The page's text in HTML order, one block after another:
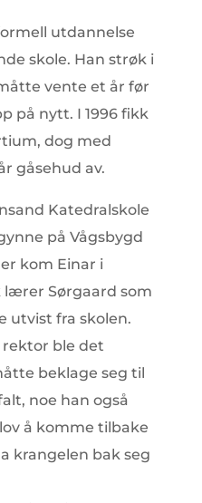
utdannelse
skole. Han strøk i
vente et år før
på nytt. I 1996 fikk
dog med
gåsehud av.
Katedralskole
på Vågsbygd
kom Einar i
lærer Sørgaard som
utvist fra skolen.
ble det
beklage seg til
noe han også
å komme tilbake
krangelen bak seg